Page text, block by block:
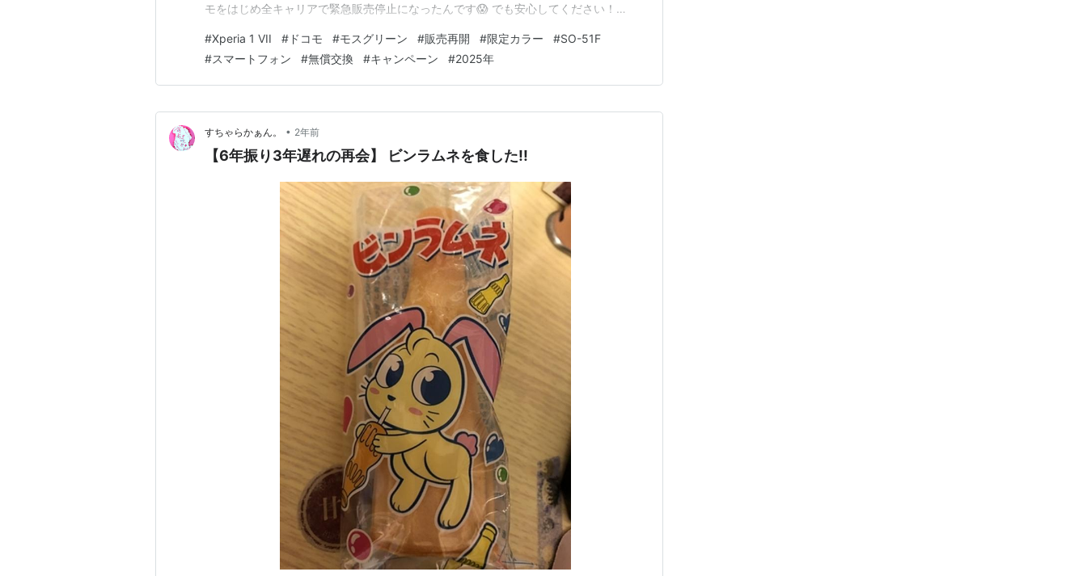
モをはじめ全キャリアで緊急販売停止になったんです😱 でも安心してください！
限定の超人気カラー「モスグリーン」については、まだ販売再開の目処が立っていない
のが現実…
#Xperia 1 VII # ドコモ #モスグリーン #販売再開 #限定カラー #SO-51F
#スマートフォン #無償交換 #キャンペーン #2025年
すちゃらかぁん。 • 2年前
【6年振り3年遅れの再会】 ビンラムネを食した!!